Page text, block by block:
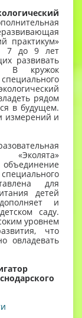
практикум»
7 до 9 лет
развивать
В кружок
рядом
в будущем.
измерений и
для
детей
и
саду.
уровнем
что
овладевать